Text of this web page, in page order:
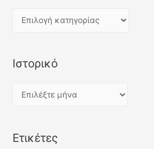
η
ε
Ιστορικό
ο
Ετικέτες